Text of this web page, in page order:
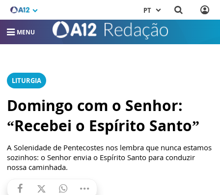
PT
MENU
LITURGIA
Domingo com o Senhor:
“Recebei o Espírito Santo”
A Solenidade de Pentecostes nos lembra que nunca estamos
sozinhos: o Senhor envia o Espírito Santo para conduzir
nossa caminhada.